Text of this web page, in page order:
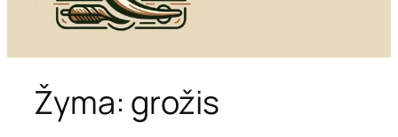
Žyma: grožis